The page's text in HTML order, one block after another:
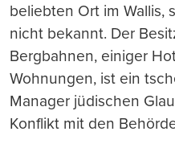
beliebten Ort im Wallis,
nicht bekannt. Der
Bergbahnen, einiger
Wohnungen, ist ein
Manager jüdischen
Konflikt mit den